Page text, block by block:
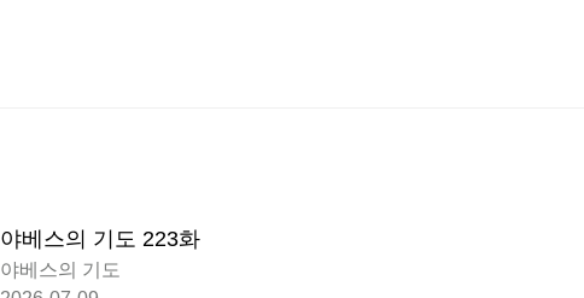
야베스의 기도 223화
야베스의 기도